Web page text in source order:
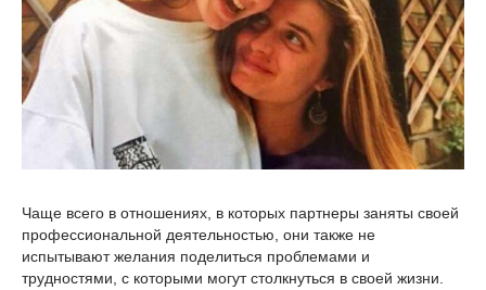
Чаще всего в отношениях, в которых партнеры заняты своей
профессиональной деятельностью, они также не
испытывают желания поделиться проблемами и
трудностями, с которыми могут столкнуться в своей жизни.